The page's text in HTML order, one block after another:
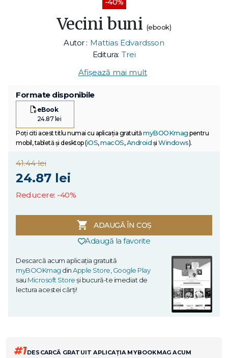
Vecini buni (ebook)
Autor : Mattias Edvardsson
Editura: Trei
Afișează mai mult
Formate disponibile
eBook
24.87 lei
Poți citi acest titlu numai cu aplicația gratuitămyBOOKmag pentru
mobil, tabletă și desktop (iOS,macOS,Android și Windows).
41.44 lei
24.87 lei
Reducere: -40%
ADAUGĂ ÎN COȘ
Adaugă la favorite
Descarcă acum aplicația gratuită
myBOOKmag dinApple Store Google Play
sau Microsoft Storeși bucură-te imediat de
lectura acestei cărți!
#1DESCARCĂ GRATUIT APLICAȚIA MYBOOKMAG ACUM